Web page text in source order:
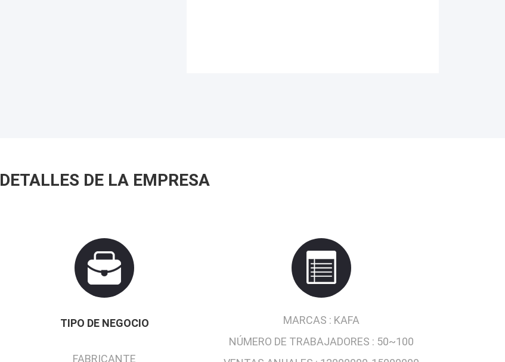
DETALLES DE LA EMPRESA
TIPO DE NEGOCIO
FABRICANTE
MARCAS : KAFA
NÚMERO DE TRABAJADORES : 50~100